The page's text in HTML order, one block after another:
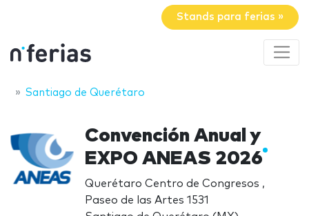
Stands para ferias »
Santiago de Querétaro
Convención Anual y
EXPO ANEAS 2026
Querétaro Centro de Congresos ,
Paseo de las Artes 1531